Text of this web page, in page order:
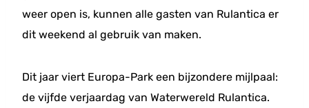
weer open is, kunnen alle gasten van Rulantica er
dit weekend al gebruik van maken.
Dit jaar viert Europa-Park een bijzondere mijlpaal:
de vijfde verjaardag van Waterwereld Rulantica.